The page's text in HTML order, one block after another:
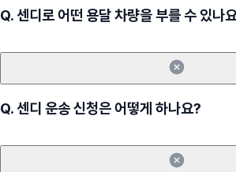
Q.센디로 어떤 용달 차량을 부를 수 있나
Q.센디 운송 신청은 어떻게 하나요?